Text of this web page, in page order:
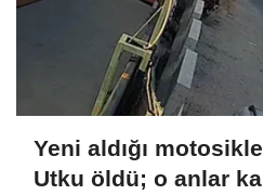
Yeni aldığı
Utku öldü; o anlar